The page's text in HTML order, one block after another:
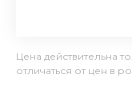
Цена действительна
отличаться от цен в